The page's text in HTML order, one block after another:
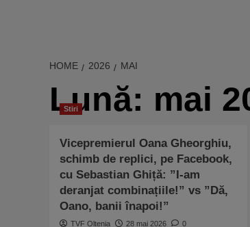
HOME 2026 MAI
Lună: mai
Stiri
Vicepremierul Oana Gheorghiu,
schimb de replici, pe Facebook,
cu Sebastian Ghiță: ”I-am
deranjat combinațiile!” vs ”Dă,
Oano, banii înapoi!”
TVF Oltenia 28 mai 2026 0